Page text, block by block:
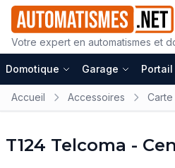
Votre expert en automatismes et
Domotique Garage Portail
Accueil Accessoires
T124 Telcoma -